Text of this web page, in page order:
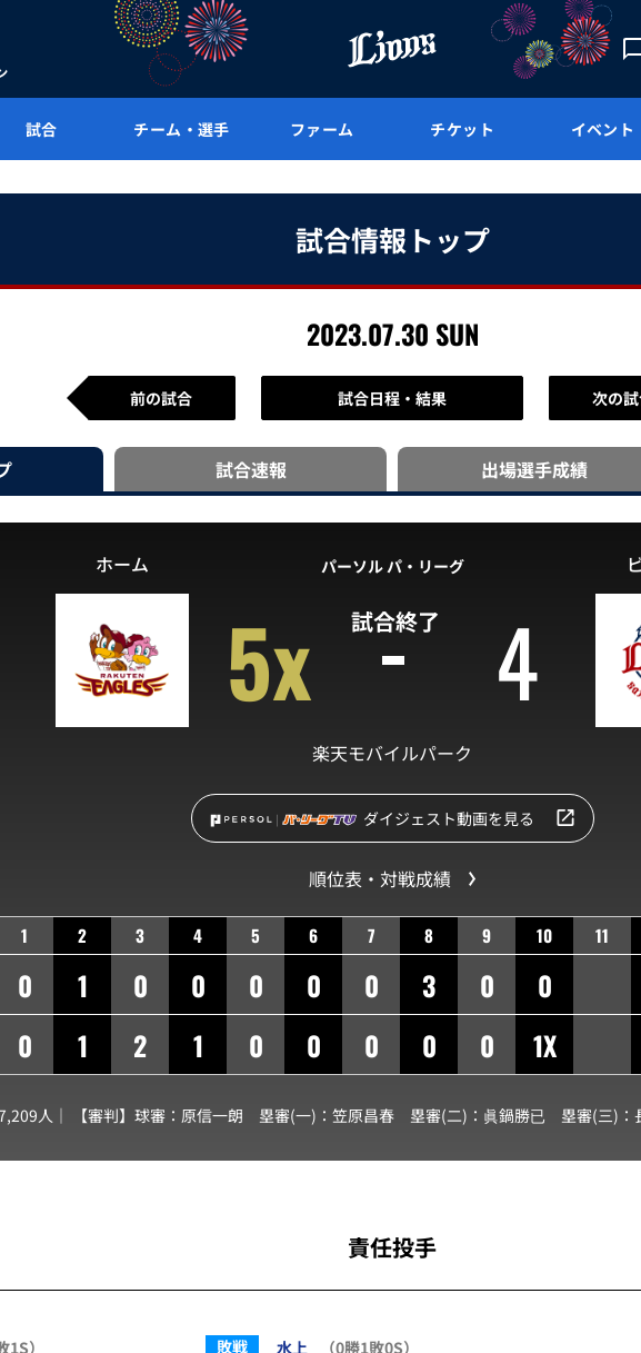
試合 チーム・選手 ファーム チケット イベント
試合情報トップ
2023.07.30 SUN
前の試合 試合日程・結果 次の
試合速報 出場選手成績
パーソル パ・リーグ
試合終了
ホーム
5x 4
楽天モバイルパーク
ダイジェスト動画を見る
順位表・対戦成績
1 2 3 4 5 6 7 8 9 10 11
0 1 0 0 0 0 0 3 0
0
0
1 2 1 0 0 0 0 0 1X
人｜ 【審判】球審： 原信一朗 塁審(一)： 笠原昌春 塁審(二)： 眞鍋勝已 塁審(三)：
責任投手
1S） 敗戦 水上 （0勝1敗0S）